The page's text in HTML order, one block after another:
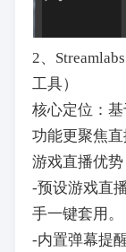
2、
工具）
核心定位：基
功能更聚焦直
游戏直播优势
-预设游戏直
手一键套用。
-内置弹幕提